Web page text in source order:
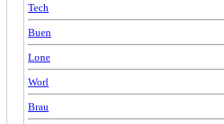
Tech
Buen
Lone
Worl
Brau